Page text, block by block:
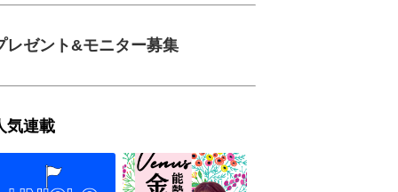
レゼント&モニター募集
気連載